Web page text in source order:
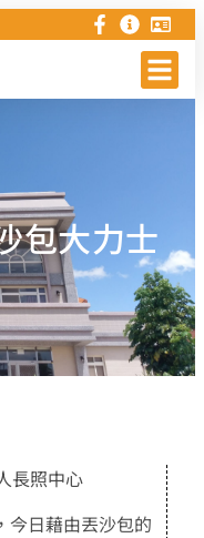
包大力士
長照中心
今日藉由丟沙包的